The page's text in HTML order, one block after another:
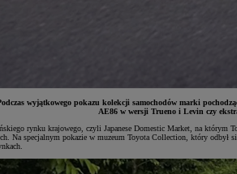
wyjątkowego pokazu kolekcji samochodów marki
AE86 w wersji Trueno i Levin czy
rynku krajowego, czyli Japanese Domestic Market, na którym
specjalnym pokazie w muzeum Toyota Collection, który